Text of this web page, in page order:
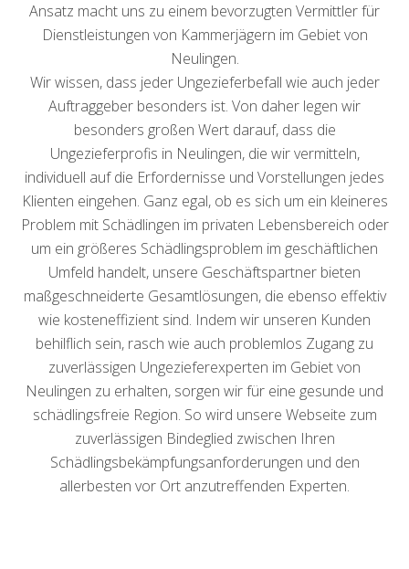
Ansatz macht uns zu einem bevorzugten Vermittler für
Dienstleistungen von Kammerjägern im Gebiet von
Neulingen.
Wir wissen, dass jeder Ungezieferbefall wie auch jeder
Auftraggeber besonders ist. Von daher legen wir
besonders großen Wert darauf, dass die
Ungezieferprofis in Neulingen, die wir vermitteln,
individuell auf die Erfordernisse und Vorstellungen jedes
Klienten eingehen. Ganz egal, ob es sich um ein kleineres
Problem mit Schädlingen im privaten Lebensbereich oder
um ein größeres Schädlingsproblem im geschäftlichen
Umfeld handelt, unsere Geschäftspartner bieten
maßgeschneiderte Gesamtlösungen, die ebenso effektiv
wie kosteneffizient sind. Indem wir unseren Kunden
behilflich sein, rasch wie auch problemlos Zugang zu
zuverlässigen Ungezieferexperten im Gebiet von
Neulingen zu erhalten, sorgen wir für eine gesunde und
schädlingsfreie Region. So wird unsere Webseite zum
zuverlässigen Bindeglied zwischen Ihren
Schädlingsbekämpfungsanforderungen und den
allerbesten vor Ort anzutreffenden Experten.